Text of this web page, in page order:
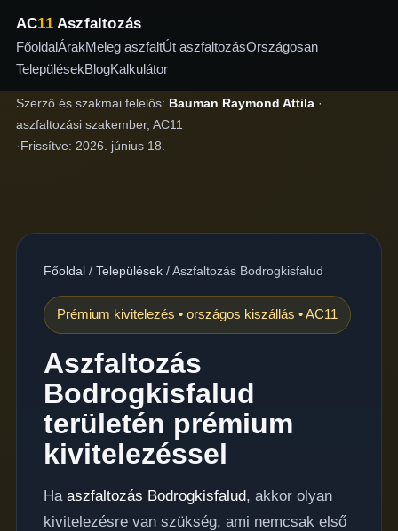
AC11Aszfaltozás
FőoldalÁrakMeleg aszfaltÚt aszfaltozásOrszágosan
TelepülésekBlogKalkulátor
Szerző és szakmai felelős: Bauman Raymond Attila·
aszfaltozási szakember, AC11
·Frissítve: 2026. június 18.
Főoldal/ Települések/Aszfaltozás Bodrogkisfalud
Prémium kivitelezés • országos kiszállás • AC11
Aszfaltozás
Bodrogkisfalud
területén prémium
kivitelezéssel
Ha aszfaltozás Bodrogkisfalud, akkor olyan
kivitelezésre van szükség, ami nemcsak első